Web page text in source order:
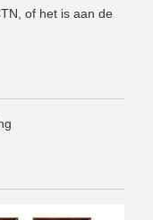
of het is aan de